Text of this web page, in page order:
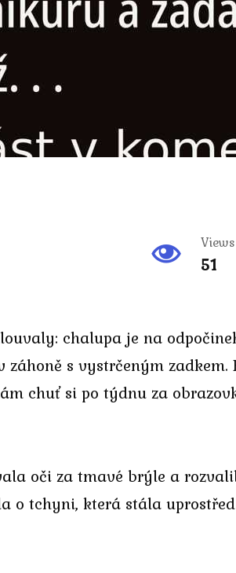
Views
51
chalupa je na
s vystrčeným zadkem.
chuť si po týdnu za
oči za tmavé brýle a
o tchyni, která stála